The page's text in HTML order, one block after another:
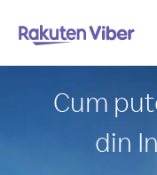
Cum
din